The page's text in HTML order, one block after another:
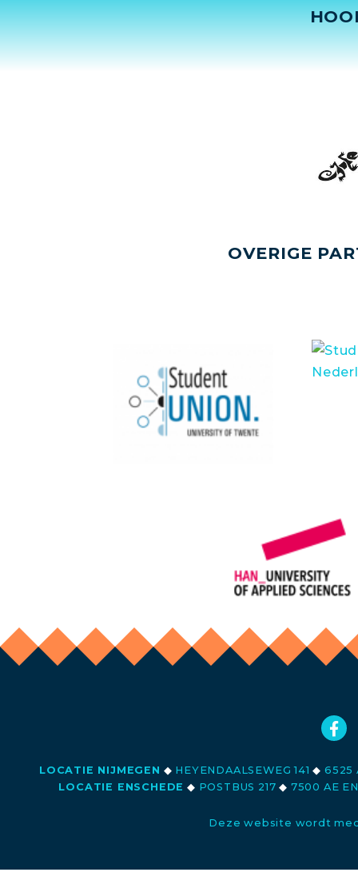
OVERIGE
LOCATIE NIJMEGEN ◆ HEYENDAALSEWEG 141◆ 6525
LOCATIE ENSCHEDE ◆ POSTBUS 217◆ 7500 AE
Deze website wordt